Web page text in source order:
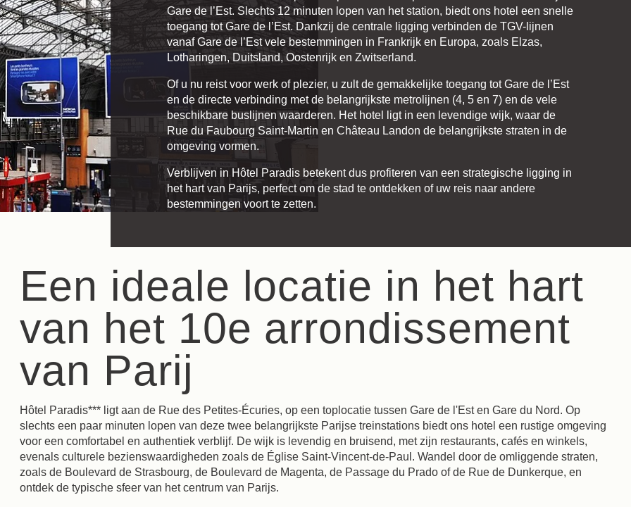
Gare de l’Est. Slechts 12 minuten lopen van het station, biedt ons hotel een snelle
toegang tot Gare de l’Est. Dankzij de centrale ligging verbinden de TGV-lijnen
vanaf Gare de l’Est vele bestemmingen in Frankrijk en Europa, zoals Elzas,
Lotharingen, Duitsland, Oostenrijk en Zwitserland.
Of u nu reist voor werk of plezier, u zult de gemakkelijke toegang tot Gare de l’Est
en de directe verbinding met de belangrijkste metrolijnen (4, 5 en 7) en de vele
beschikbare buslijnen waarderen. Het hotel ligt in een levendige wijk, waar de
Rue du Faubourg Saint-Martin en Château Landon de belangrijkste straten in de
omgeving vormen.
Verblijven in Hôtel Paradis betekent dus profiteren van een strategische ligging in
het hart van Parijs, perfect om de stad te ontdekken of uw reis naar andere
bestemmingen voort te zetten.
Een ideale locatie in het hart
van het 10e arrondissement
van Parij
Hôtel Paradis*** ligt aan de Rue des Petites-Écuries, op een toplocatie tussen Gare de l'Est en Gare du Nord. Op
slechts een paar minuten lopen van deze twee belangrijkste Parijse treinstations biedt ons hotel een rustige omgeving
voor een comfortabel en authentiek verblijf. De wijk is levendig en bruisend, met zijn restaurants, cafés en winkels,
evenals culturele bezienswaardigheden zoals de Église Saint-Vincent-de-Paul. Wandel door de omliggende straten,
zoals de Boulevard de Strasbourg, de Boulevard de Magenta, de Passage du Prado of de Rue de Dunkerque, en
ontdek de typische sfeer van het centrum van Parijs.
contact met ons op
VOLWASSENEN
PROMO CODE